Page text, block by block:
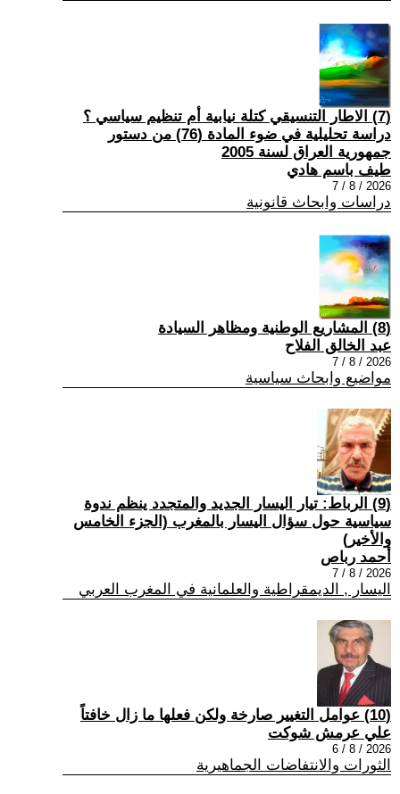
(7) الاطار التنسيقي كتلة نيابية أم تنظيم سياسي ؟
دراسة تحليلية في ضوء المادة (76) من دستور
جمهورية العراق لسنة 2005
طيف باسم هادي
2026 / 8 / 7
دراسات وابحاث قانونية
(8) المشاريع الوطنية ومظاهر السيادة
عبد الخالق الفلاح
2026 / 8 / 7
مواضيع وابحاث سياسية
(9) الرباط: تيار اليسار الجديد والمتجدد ينظم ندوة
سياسية حول سؤال اليسار بالمغرب (الجزء الخامس
والأخير)
أحمد رباص
2026 / 8 / 7
اليسار , الديمقراطية والعلمانية في المغرب العربي
(10) عوامل التغيير صارخة ولكن فعلها ما زال خافتاً
علي عرمش شوكت
2026 / 8 / 6
الثورات والانتفاضات الجماهيرية